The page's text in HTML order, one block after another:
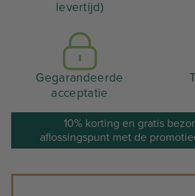
levertijd)
Gegarandeerde
acceptatie
10% korting en gratis
aflossingspunt met de